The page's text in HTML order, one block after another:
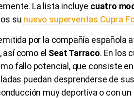
La lista incluye cuatro
su nuevo superventas Cupra
por la compañía española
, así como el Seat Tarraco. En los
fallo potencial, que consiste
puedan desprenderse de
muy deportiva o con un